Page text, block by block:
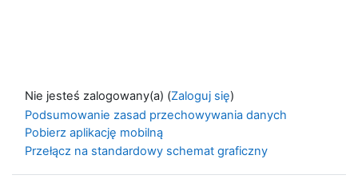
Nie jesteś zalogowany(a) (Zaloguj się)
Podsumowanie zasad przechowywania danych
Pobierz aplikację mobilną
Przełącz na standardowy schemat graficzny